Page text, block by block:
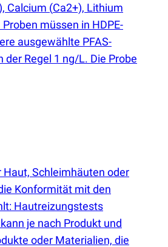
Calcium (Ca2+), Lithium
müssen in HDPE-
ausgewählte PFAS-
Regel 1 ng/L. Die Probe
Schleimhäuten oder
Konformität mit den
Hautreizungstests
je nach Produkt und
oder Materialien, die